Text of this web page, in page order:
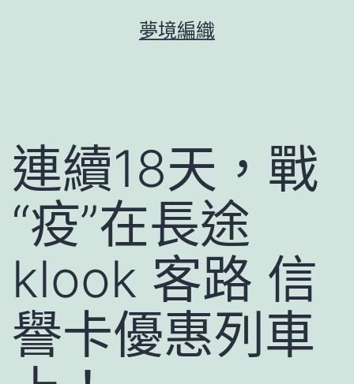
夢境編織
連續18天，戰
“疫”在長途
klook 客路 信
譽卡優惠列車